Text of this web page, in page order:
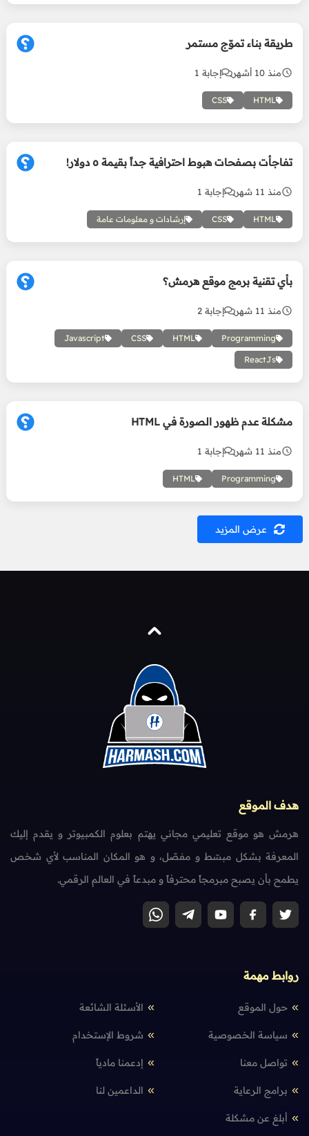
طريقة بناء تموّج مستمر
منذ 10 أشهر إجابة 1
HTML
CSS
تفاجأت بصفحات هبوط احترافية جداً بقيمة ٥ دولار!
منذ 11 شهر إجابة 1
HTML
CSS إرشادات و معلومات عامة
بأي تقنية برمج موقع هرمش؟
منذ 11 شهر إجابة 2
Programming
HTML
CSS
Javascript
ReactJs
مشكلة عدم ظهور الصورة في HTML
منذ 11 شهر إجابة 1
Programming
HTML
عرض المزيد
هدف الموقع
هرمش هو موقع تعليمي مجاني يهتم بعلوم الكمبيوتر و يقدم إليك
المعرفة بشكل مبسّط و مفصّل، و هو المكان المناسب لأي شخص
يطمح بأن يصبح مبرمجاً محترفاً و مبدعاً في العالم الرقمي.
روابط مهمة
حول الموقع الأسئلة الشائعة
سياسة الخصوصية شروط الإستخدام
تواصل معنا إدعمنا مادياً
برامج الرعاية الداعمين لنا
أبلغ عن مشكلة